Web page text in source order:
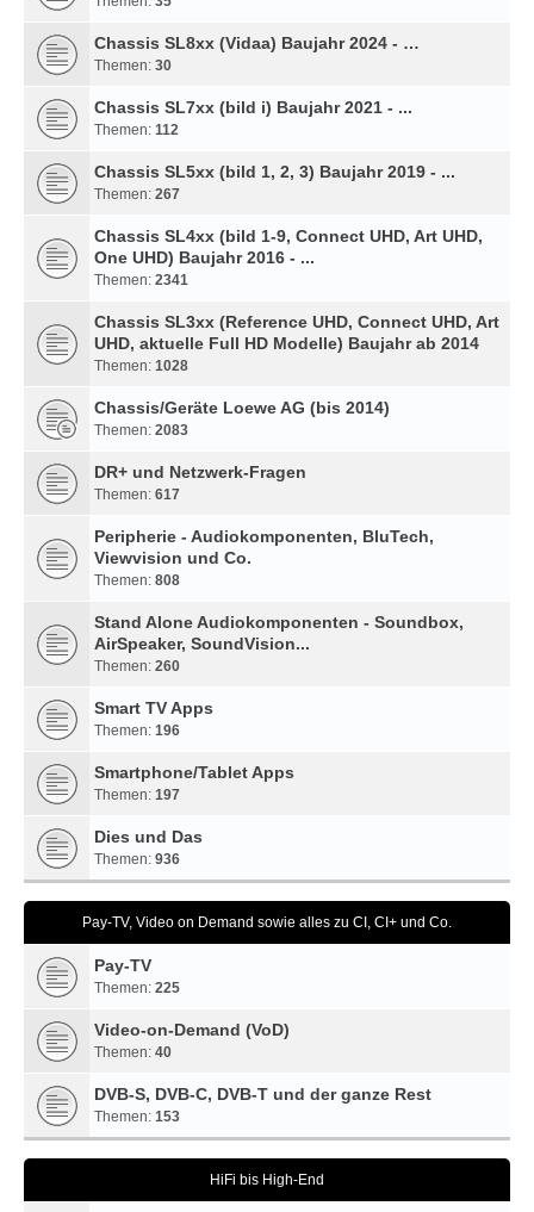
Chassis SL8xx (Vidaa) Baujahr 2024 - …
Themen: 30
Chassis SL7xx (bild i) Baujahr 2021 - ...
Themen: 112
Chassis SL5xx (bild 1, 2, 3) Baujahr 2019 - ...
Themen: 267
Chassis SL4xx (bild 1-9, Connect UHD, Art UHD,
One UHD) Baujahr 2016 - ...
Themen: 2341
Chassis SL3xx (Reference UHD, Connect UHD, Art
UHD, aktuelle Full HD Modelle) Baujahr ab 2014
Themen: 1028
Chassis/Geräte Loewe AG (bis 2014)
Themen: 2083
DR+ und Netzwerk-Fragen
Themen: 617
Peripherie - Audiokomponenten, BluTech,
Viewvision und Co.
Themen: 808
Stand Alone Audiokomponenten - Soundbox,
AirSpeaker, SoundVision...
Themen: 260
Smart TV Apps
Themen: 196
Smartphone/Tablet Apps
Themen: 197
Dies und Das
Themen: 936
Pay-TV, Video on Demand sowie alles zu CI, CI+ und Co.
Pay-TV
Themen: 225
Video-on-Demand (VoD)
Themen: 40
DVB-S, DVB-C, DVB-T und der ganze Rest
Themen: 153
HiFi bis High-End